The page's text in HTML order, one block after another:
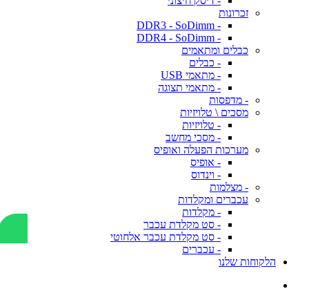
זכרונות
- DDR3 - SoDimm
- DDR4 - SoDimm
כבלים ומתאמים
- כבלים
- מתאמי USB
- מתאמי תצוגה
- מדפסות
מסכים \ טלויזיות
- טלויזיות
- מסכי מחשב
מערכות הפעלה ואופיס
- אופיס
- וינדוס
- מצלמות
עכברים ומקלדות
- מקלדות
- סט מקלדת עכבר
- סט מקלדת עכבר אלחוטי
- עכברים
הלקוחות שלנו